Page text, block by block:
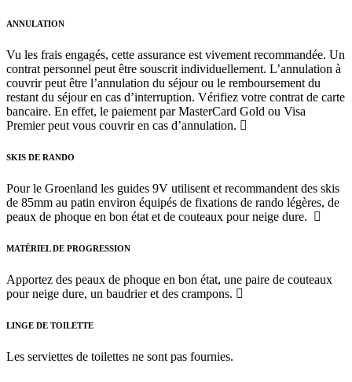
ANNULATION
Vu les frais engagés, cette assurance est vivement recommandée. Un
contrat personnel peut être souscrit individuellement. L’annulation à
couvrir peut être l’annulation du séjour ou le remboursement du
restant du séjour en cas d’interruption. Vérifiez votre contrat de carte
bancaire. En effet, le paiement par MasterCard Gold ou Visa
Premier peut vous couvrir en cas d’annulation.
SKIS DE RANDO
Pour le Groenland les guides 9V utilisent et recommandent des skis
de 85mm au patin environ équipés de fixations de rando légères, de
peaux de phoque en bon état et de couteaux pour neige dure.
MATÉRIEL DE PROGRESSION
Apportez des peaux de phoque en bon état, une paire de couteaux
pour neige dure, un baudrier et des crampons.
LINGE DE TOILETTE
Les serviettes de toilettes ne sont pas fournies.